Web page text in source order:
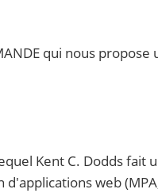
qui nous
Kent C. Dodds fait
web